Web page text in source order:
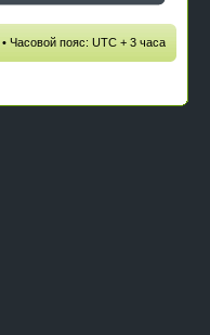
• Часовой пояс: UTC + 3 часа